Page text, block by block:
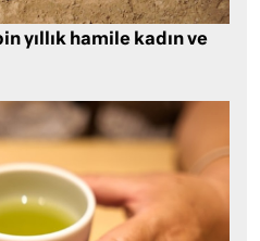
yıllık hamile kadın ve